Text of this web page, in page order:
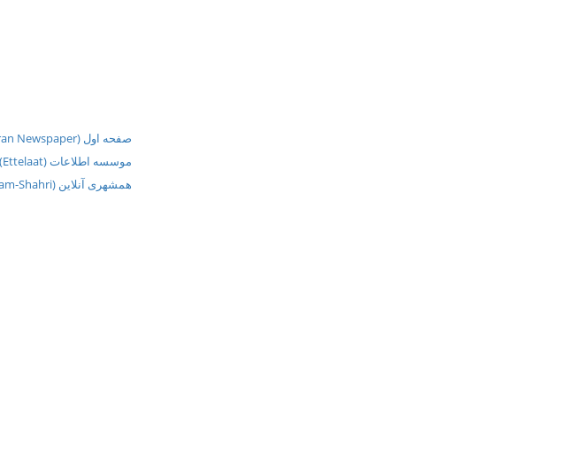
صفحه اول (Iran Newspaper)
موسسه اطلاعات (Ettelaat) (EN)
همشهری آنلاین (Ham-Shahri)